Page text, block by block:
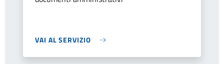
VAI AL SERVIZIO